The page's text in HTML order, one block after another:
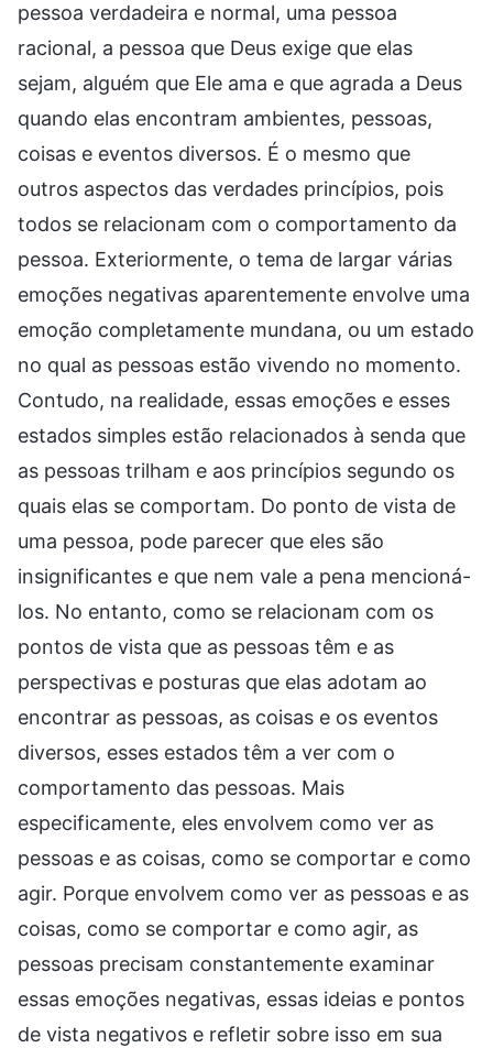
pessoa verdadeira e normal, uma pessoa
racional, a pessoa que Deus exige que elas
sejam, alguém que Ele ama e que agrada a Deus
quando elas encontram ambientes, pessoas,
coisas e eventos diversos. É o mesmo que
outros aspectos das verdades princípios, pois
todos se relacionam com o comportamento da
pessoa. Exteriormente, o tema de largar várias
emoções negativas aparentemente envolve uma
emoção completamente mundana, ou um estado
no qual as pessoas estão vivendo no momento.
Contudo, na realidade, essas emoções e esses
estados simples estão relacionados à senda que
as pessoas trilham e aos princípios segundo os
quais elas se comportam. Do ponto de vista de
uma pessoa, pode parecer que eles são
insignificantes e que nem vale a pena mencioná-
los. No entanto, como se relacionam com os
pontos de vista que as pessoas têm e as
perspectivas e posturas que elas adotam ao
encontrar as pessoas, as coisas e os eventos
diversos, esses estados têm a ver com o
comportamento das pessoas. Mais
especificamente, eles envolvem como ver as
pessoas e as coisas, como se comportar e como
agir. Porque envolvem como ver as pessoas e as
coisas, como se comportar e como agir, as
pessoas precisam constantemente examinar
essas emoções negativas, essas ideias e pontos
de vista negativos e refletir sobre isso em sua